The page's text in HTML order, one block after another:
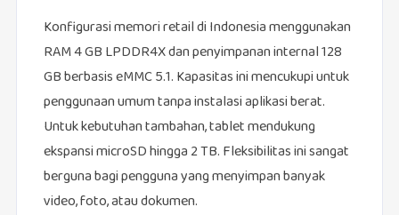
Konfigurasi memori retail di Indonesia menggunakan
RAM 4 GB LPDDR4X dan penyimpanan internal 128
GB berbasis eMMC 5.1. Kapasitas ini mencukupi untuk
penggunaan umum tanpa instalasi aplikasi berat.
Untuk kebutuhan tambahan, tablet mendukung
ekspansi microSD hingga 2 TB. Fleksibilitas ini sangat
berguna bagi pengguna yang menyimpan banyak
video, foto, atau dokumen.